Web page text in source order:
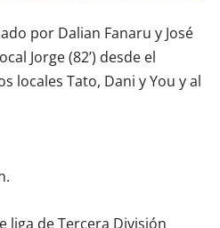
por Dalian Fanaru y José
Jorge (82’) desde el
locales Tato, Dani y You y al
liga de Tercera División